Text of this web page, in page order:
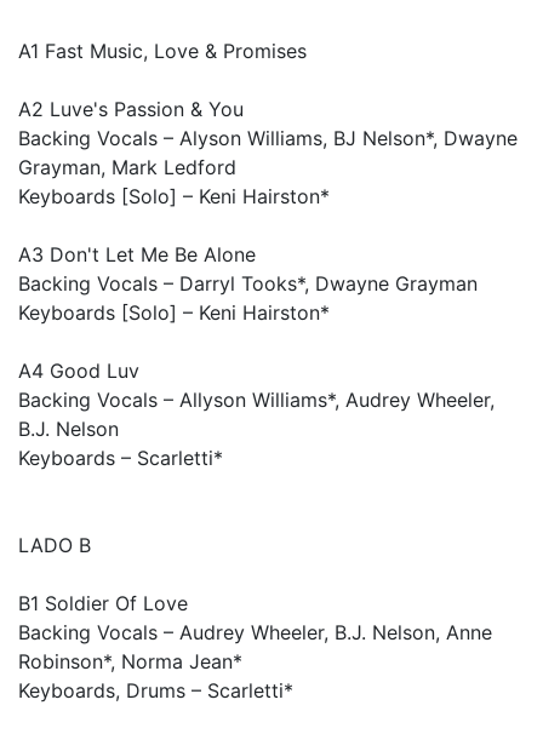
A1 Fast Music, Love & Promises
A2 Luve's Passion & You
Backing Vocals – Alyson Williams, BJ Nelson*, Dwayne
Grayman, Mark Ledford
Keyboards [Solo] – Keni Hairston*
A3 Don't Let Me Be Alone
Backing Vocals – Darryl Tooks*, Dwayne Grayman
Keyboards [Solo] – Keni Hairston*
A4 Good Luv
Backing Vocals – Allyson Williams*, Audrey Wheeler,
B.J. Nelson
Keyboards – Scarletti*
LADO B
B1 Soldier Of Love
Backing Vocals – Audrey Wheeler, B.J. Nelson, Anne
Robinson*, Norma Jean*
Keyboards, Drums – Scarletti*